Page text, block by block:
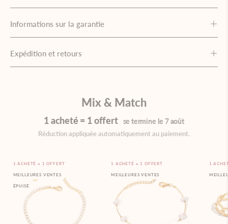
Informations sur la garantie
Expédition et retours
Mix & Match
1 acheté = 1 offert se termine le 7 août
Réduction appliquée automatiquement au paiement.
Bracelet
en
or
1 ACHETÉ = 1 OFFERT
MEILLEURES VENTES
ÉPUISÉ
Bracelet
de
perles
1 ACHETÉ = 1 OFFERT
MEILLEURES VENTES
1